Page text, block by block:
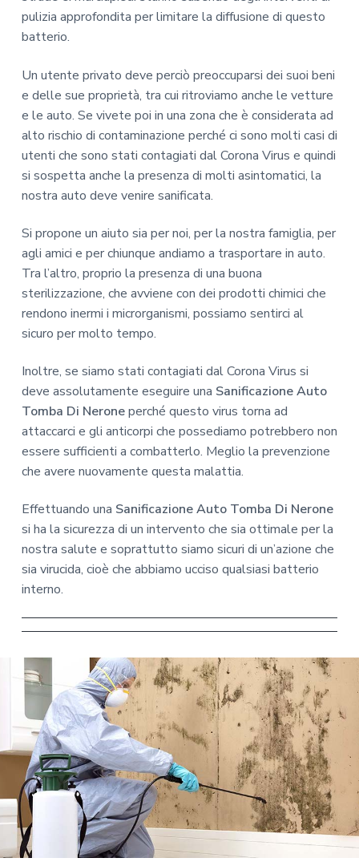
pulizia approfondita per limitare la diffusione di questo
batterio.
Un utente privato deve perciò preoccuparsi dei suoi beni
e delle sue proprietà, tra cui ritroviamo anche le vetture
e le auto. Se vivete poi in una zona che è considerata ad
alto rischio di contaminazione perché ci sono molti casi di
utenti che sono stati contagiati dal Corona Virus e quindi
si sospetta anche la presenza di molti asintomatici, la
nostra auto deve venire sanificata.
Si propone un aiuto sia per noi, per la nostra famiglia, per
agli amici e per chiunque andiamo a trasportare in auto.
Tra l’altro, proprio la presenza di una buona
sterilizzazione, che avviene con dei prodotti chimici che
rendono inermi i microrganismi, possiamo sentirci al
sicuro per molto tempo.
Inoltre, se siamo stati contagiati dal Corona Virus si
deve assolutamente eseguire una Sanificazione Auto
Tomba Di Neroneperché questo virus torna ad
attaccarci e gli anticorpi che possediamo potrebbero non
essere sufficienti a combatterlo. Meglio la prevenzione
che avere nuovamente questa malattia.
Effettuando una Sanificazione Auto Tomba Di Nerone
si ha la sicurezza di un intervento che sia ottimale per la
nostra salute e soprattutto siamo sicuri di un’azione che
sia virucida, cioè che abbiamo ucciso qualsiasi batterio
interno.